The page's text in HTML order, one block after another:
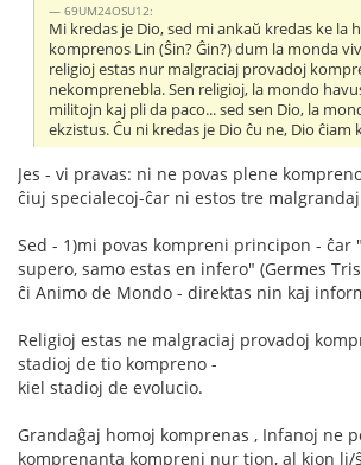
69UM24OSU12:
Mi kredas je Dio, sed mi ankaŭ kredas ke la
komprenos Lin (Ŝin? Ĝin?) dum la monda
religioj estas nur malgraciaj provadoj
nekomprenebla. Sen religioj, la mondo
militojn kaj pli da paco... sed sen Dio, la
ekzistus. Ĉu ni kredas je Dio ĉu ne, Dio ĉiam
Jes - vi pravas: ni ne povas plene
ĉiuj specialecoj-ĉar ni estos tre
Sed - 1)mi povas kompreni principon - ĉar
supero, samo estas en infero" (Germes
ĉi Аnimo de Mondo - direktas nin kaj
Religioj estas ne malgraciaj provadoj
stadioj de tio kompreno -
kiel stadioj de evolucio.
Grandaĝaj homoj komprenas , Infanoj ne
komprenanta kompreni nur tion, al kion li/